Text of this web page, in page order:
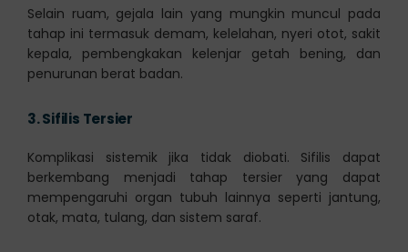
Selain ruam, gejala lain yang mungkin muncul pada
tahap ini termasuk demam, kelelahan, nyeri otot, sakit
kepala, pembengkakan kelenjar getah bening, dan
penurunan berat badan.
3.Sifilis Tersier
Komplikasi sistemik jika tidak diobati. Sifilis dapat
berkembang menjadi tahap tersier yang dapat
mempengaruhi organ tubuh lainnya seperti jantung,
otak, mata, tulang, dan sistem saraf.